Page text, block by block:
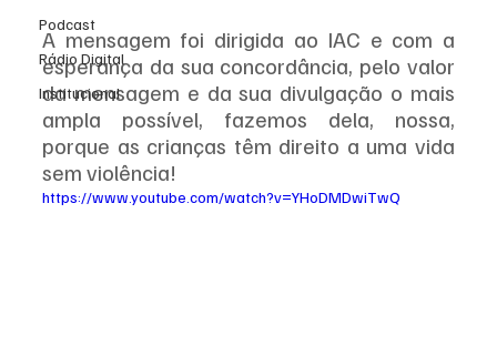
Podcast
Rádio Digital
Institucional
A mensagem foi dirigida ao IAC e com a
esperança da sua concordância, pelo valor
da mensagem e da sua divulgação o mais
ampla possível, fazemos dela, nossa,
porque as crianças têm direito a uma vida
sem violência!
https://www.youtube.com/watch?v=YHoDMDwiTwQ